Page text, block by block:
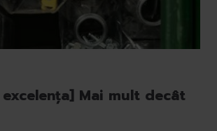
Mai mult decât